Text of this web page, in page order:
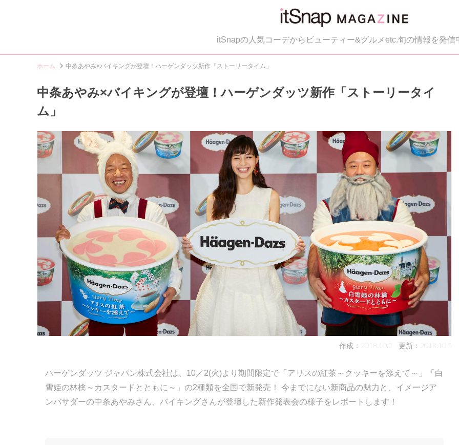
itSnapの人気コーデからビューティー&グルメetc.旬の情報を発
ホーム 中条あやみ×バイキングが登壇！ハーゲンダッツ新作「ストーリータイム」
中条あやみ×バイキングが登壇！ハーゲンダッツ新作「ストーリータイ
ム」
作成：2018.10.2 更新：2018.10.5
ハーゲンダッツ ジャパン株式会社は、10／2(火)より期間限定で「アリスの紅茶～クッキーを添えて～」「白
雪姫の林檎～カスタードとともに～」の2種類を全国で新発売！ 今までにない新商品の魅力と、イメージア
ンバサダーの中条あやみさん、バイキングさんが登壇した新作発表会の様子をレポートします！